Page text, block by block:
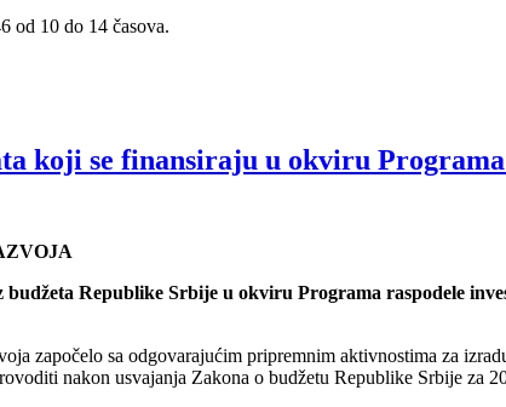
od 10 do 14 časova.
koji se finansiraju u okviru
Republike Srbije u okviru Programa raspodele
započelo sa odgovarajućim pripremnim aktivnostima za
nakon usvajanja Zakona o budžetu Republike Srbije za